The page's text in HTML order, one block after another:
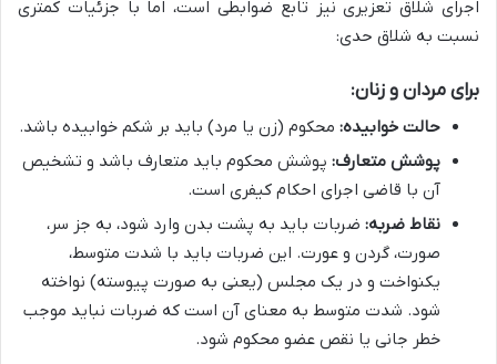
اجرای شلاق تعزیری نیز تابع ضوابطی است، اما با جزئیات کمتری
نسبت به شلاق حدی:
برای مردان و زنان:
حالت خوابیده: محکوم (زن یا مرد) باید بر شکم خوابیده باشد.
پوشش متعارف: پوشش محکوم باید متعارف باشد و تشخیص
آن با قاضی اجرای احکام کیفری است.
نقاط ضربه: ضربات باید به پشت بدن وارد شود، به جز سر،
صورت، گردن و عورت. این ضربات باید با شدت متوسط،
یکنواخت و در یک مجلس (یعنی به صورت پیوسته) نواخته
شود. شدت متوسط به معنای آن است که ضربات نباید موجب
خطر جانی یا نقص عضو محکوم شود.